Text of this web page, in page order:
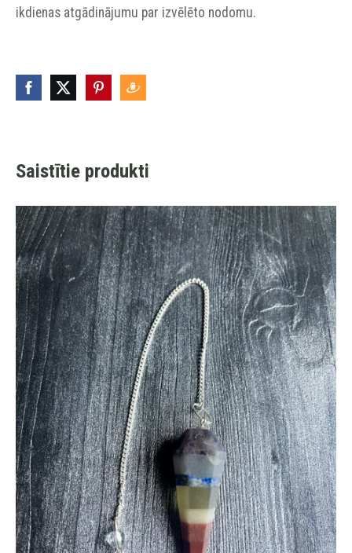
ikdienas atgādinājumu par izvēlēto nodomu.
Saistītie produkti